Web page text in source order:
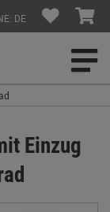
DE
Einzug